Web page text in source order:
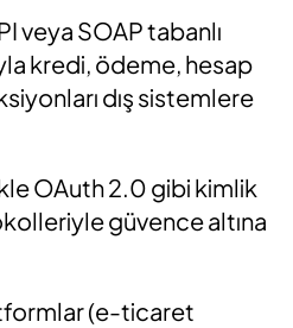
veya SOAP tabanlı
kredi, ödeme, hesap
dış sistemlere
OAuth 2.0 gibi kimlik
güvence altına
(e-ticaret